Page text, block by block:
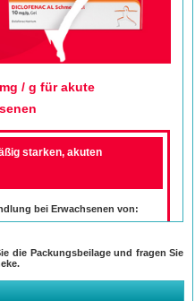
/ g für akute
starken, akuten
bei Erwachsenen von:
von Schmerzen bei akuten
die Packungsbeilage und fragen Sie